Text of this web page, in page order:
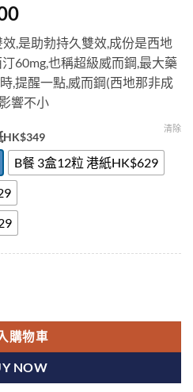
Price
range:
$349.00
through
$1,329.00
,是助勃持久雙效,成份是西地
60mg,也稱超級威而鋼,最大藥
,提醒一點,威而鋼(西地那非成
響不小
HK$349
B餐 3盒12粒 港紙HK$629
清除
購物車
NOW